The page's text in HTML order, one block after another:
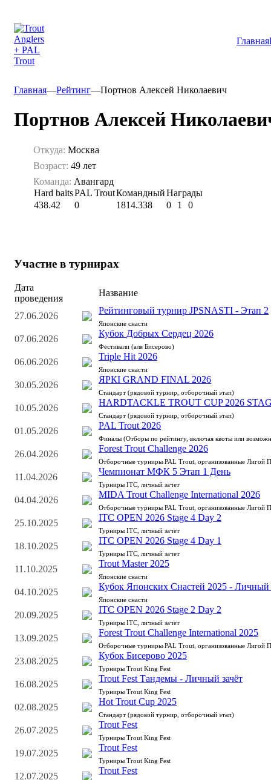
Главная
Главная—Рейтинг—Портнов Алексей Николаевич
Портнов Алексей
Откуда: Москва
Возраст: 49 лет
Команда: Авангард
Hard baitsPAL TroutКомандныйНаграды
438.42
0 1814.338 0 1 0
Участие в турнирах
Дата
проведения
Название
27.06.2026
Рейтинговый турнир JPSNASTI - Этап 2
Японские снасти
07.06.2026
Кубок Добрых Сердец 2026
Фестивали (аля Бисерово)
06.06.2026
Triple Hit 2026
Японские снасти
30.05.2026
ЯРКI GRAND FINAL 2026
Стандарт (рядовой турнир, отборочный этап)
10.05.2026
HARDTACKLE TROUT CUP 2026
Стандарт (рядовой турнир, отборочный этап)
01.05.2026
PAL Trout 2026
Финалы (Отборы по рейтингу, включая квоты или
26.04.2026
Forest Trout Challenge 2026
Отборочные турниры PAL Trout, организованные Лигой
11.04.2026
Чемпионат МФК 5 Этап 1 День
Турниры ITC, личный зачет
04.04.2026
MIDA Trout Challenge International 2026
Отборочные турниры PAL Trout, организованные Лигой
25.10.2025
ITC OPEN 2026 Stage 4 Day 2
Турниры ITC, личный зачет
18.10.2025
ITC OPEN 2026 Stage 4 Day 1
Турниры ITC, личный зачет
11.10.2025
Trout Master 2025
Японские снасти
04.10.2025
Кубок Японских Снастей 2025 - Личный
Японские снасти
20.09.2025
ITC OPEN 2026 Stage 2 Day 2
Турниры ITC, личный зачет
13.09.2025
Forest Trout Challenge International 2025
Отборочные турниры PAL Trout, организованные Лигой
23.08.2025
Кубок Бисерово 2025
Турниры Trout King Fest
16.08.2025
Trout Fest Тандемы - Личный зачёт
Турниры Trout King Fest
02.08.2025
Hot Trout Cup 2025
Стандарт (рядовой турнир, отборочный этап)
26.07.2025
Trout Fest
Турниры Trout King Fest
19.07.2025
Trout Fest
Турниры Trout King Fest
12.07.2025
Trout Fest